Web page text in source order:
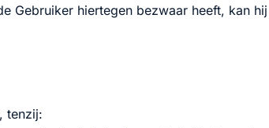
Gebruiker hiertegen bezwaar heeft, kan
tenzij: